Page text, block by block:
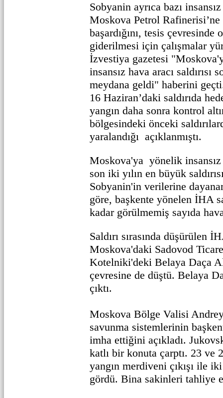
Sobyanin ayrıca bazı
Moskova Petrol
başardığını, tesis çevresinde
giderilmesi için çalışmalar
İzvestiya gazetesi
insansız hava aracı saldırısı
meydana geldi" haberini
16 Haziran’daki saldırıda
yangın daha sonra kontrol
bölgesindeki önceki
yaralandığı açıklanmıştı.
Moskova'ya yönelik insansız
son iki yılın en büyük
Sobyanin'in verilerine
göre, başkente yönelen İHA
kadar görülmemiş sayıda
Saldırı sırasında düşürülen
Moskova'daki Sadovod
Kotelniki'deki Belaya Daça
çevresine de düştü. Belaya
çıktı.
Moskova Bölge Valisi
savunma sistemlerinin
imha ettiğini açıkladı.
katlı bir konuta çarptı. 23 ve
yangın merdiveni çıkışı ile
gördü. Bina sakinleri tahliye